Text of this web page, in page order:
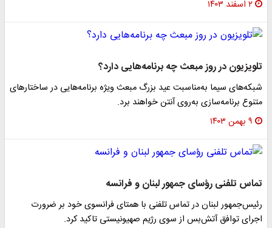
۲ اسفند ۱۴۰۳
تلویزیون در روز مبعث چه برنامه‌هایی دارد؟
شبکه‌های سیما به‌مناسبت عید بزرگ مبعث ویژه برنامه‌هایی در ساختارهای
متنوع برنامه‌سازی به‌روی آنتن خواهند برد.
۹ بهمن ۱۴۰۳
تماس تلفنی رؤسای جمهور لبنان و فرانسه
رئیس‌جمهور لبنان در تماس تلفنی با همتای فرانسوی خود بر ضرورت
اجرای توافق آتش‌بس از سوی رژیم صهیونیستی تاکید کرد.